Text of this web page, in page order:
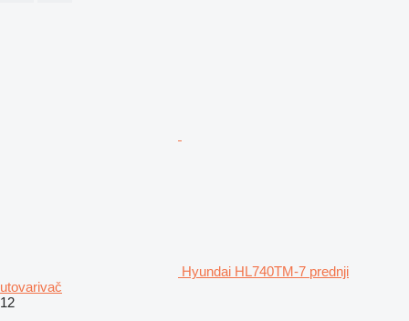
Hyundai HL740TM-7 prednji
utovarivač
12